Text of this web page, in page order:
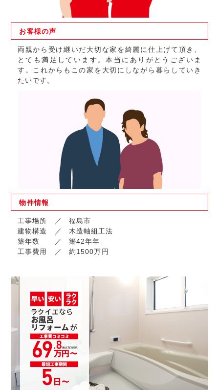
お客様の声
両親から受け継いだ大切な家を綺麗に仕上げて頂き、
とても満足しています。本当にありがとうございま
す。これからもこの家を大切にしながら暮らしていき
たいです。
物件情報
工事場所
福島市
建物構造
木造軸組工法
築年数
築42年年
工事費用
約1500万円